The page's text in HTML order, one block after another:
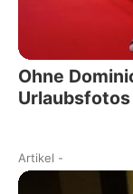
Ohne
Urlaubsfotos
Artikel -